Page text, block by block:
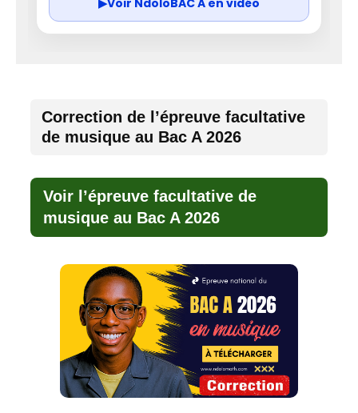
▶Voir NdoloBAC A en vidéo
Correction de l’épreuve facultative
de musique au Bac A 2026
Voir l’épreuve facultative de
musique au Bac A 2026